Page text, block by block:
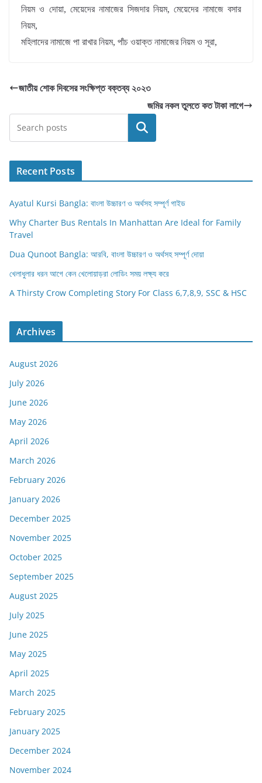
নিয়ম ও দোয়া, মেয়েদের নামাজের সিজদার নিয়ম, মেয়েদের নামাজে বসার
নিয়ম,
মহিলাদের নামাজে পা রাখার নিয়ম, পাঁচ ওয়াক্ত নামাজের নিয়ম ও সূরা,
জাতীয় শোক দিবসের সংক্ষিপ্ত বক্তব্য ২০২৩
জমির নকল তুলতে কত টাকা লাগে
Search
Recent Posts
Ayatul Kursi Bangla: বাংলা উচ্চারণ ও অর্থসহ সম্পূর্ণ গাইড
Why Charter Bus Rentals In Manhattan Are Ideal for Family
Travel
Dua Qunoot Bangla: আরবি, বাংলা উচ্চারণ ও অর্থসহ সম্পূর্ণ দোয়া
খেলাধুলার ধরন আগে কেন খেলোয়াড়রা লোডিং সময় লক্ষ্য করে
A Thirsty Crow Completing Story For Class 6,7,8,9, SSC & HSC
Archives
August 2026
July 2026
June 2026
May 2026
April 2026
March 2026
February 2026
January 2026
December 2025
November 2025
October 2025
September 2025
August 2025
July 2025
June 2025
May 2025
April 2025
March 2025
February 2025
January 2025
December 2024
November 2024